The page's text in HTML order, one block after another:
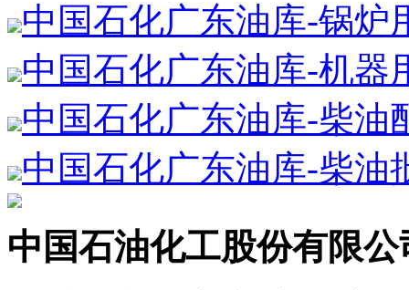
中国石化广东油库-锅炉
中国石化广东油库-机器
中国石化广东油库-柴油
中国石化广东油库-柴油
中国石油化工股份有限公